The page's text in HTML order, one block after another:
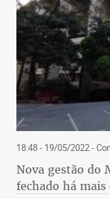
18:48 - 19/05/2022-
Nova gestão do
fechado há mais